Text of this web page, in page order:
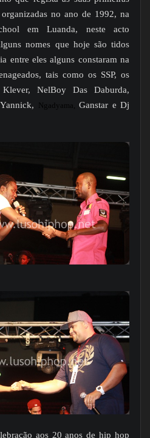
organizadas no ano de 1992, na
em Luanda, neste acto
nomes que hoje são tidos
entre eles alguns constaram na
tais como os SSP, os
NelBoy Das Daburda,
Ngadyama,
Ganstar e Dj
aos 20 anos de hip hop